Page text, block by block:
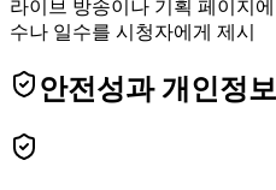
라이브 방송이나 기획 페이지
수나 일수를 시청자에게 제시
안전성과 개인정